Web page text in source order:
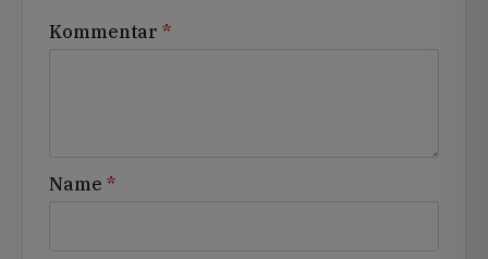
Kommentar *
Name *